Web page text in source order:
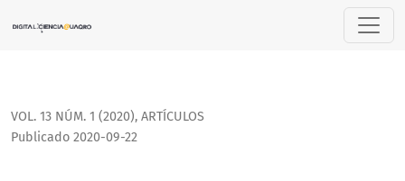
Prevalencia de alteraciones morfológicas en el pie de
VOL. 13 NÚM. 1 (2020), ARTÍCULOS
Publicado 2020-09-22